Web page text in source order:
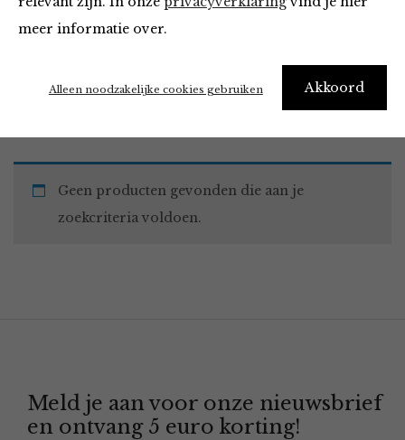
meer informatie over.
Akkoord
Alleen noodzakelijke cookies gebruiken
Home Winkel Accessoires Must Haves
Geen producten gevonden die aan je
zoekcriteria voldoen.
Meld je aan voor onze nieuwsbrief
en ontvang 5 euro korting!